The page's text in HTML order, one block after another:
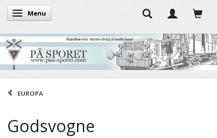
Toggle navigation
Menu
EUROPA
Godsvogne